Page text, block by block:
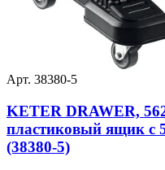
Арт. 38380-5
KETER DRAWER,
пластиковый ящик
(38380-5)